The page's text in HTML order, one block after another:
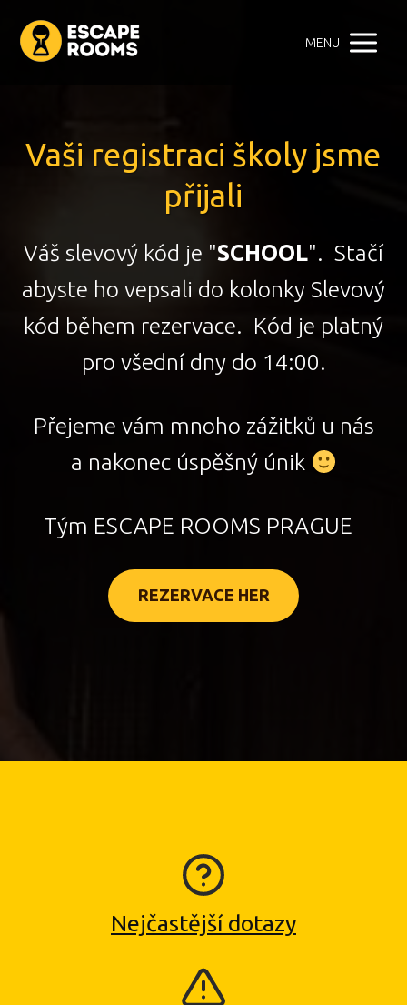
MENU
Vaši registraci školy jsme
přijali
Váš slevový kód je "SCHOOL". Stačí
abyste ho vepsali do kolonky Slevový
kód během rezervace. Kód je platný
pro všední dny do 14:00.
Přejeme vám mnoho zážitků u nás
a nakonec úspěšný únik
Tým ESCAPE ROOMS PRAGUE
REZERVACE HER
Nejčastější dotazy